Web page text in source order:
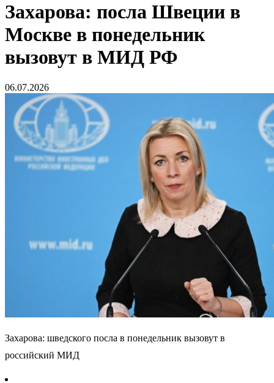
Захарова: посла Швеции в
Москве в понедельник
вызовут в МИД РФ
06.07.2026
Захарова: шведского посла в понедельник вызовут в
российский МИД